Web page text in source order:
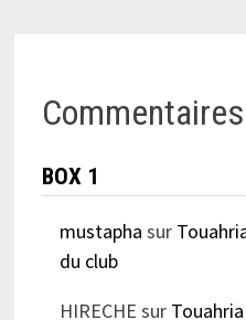
BOX 1
mustapha sur
du club
HIRECHE sur